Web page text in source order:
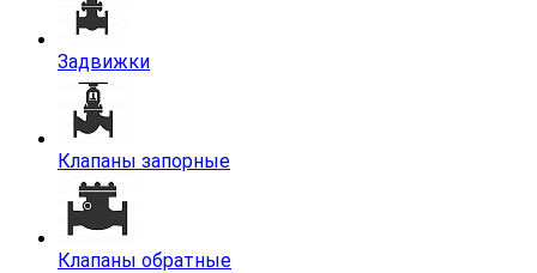
Задвижки
Клапаны запорные
Клапаны обратные